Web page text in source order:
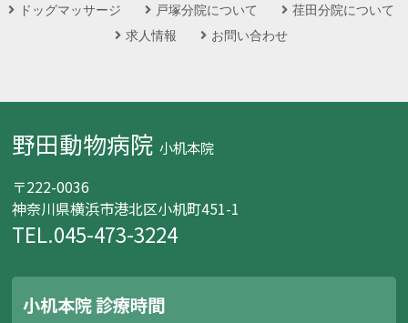
ドッグマッサージ
戸塚分院について
荏田分院について
求人情報
お問い合わせ
野田動物病院小机本院
〒222-0036
神奈川県横浜市港北区小机町451-1
TEL.045-473-3224
小机本院 診療時間